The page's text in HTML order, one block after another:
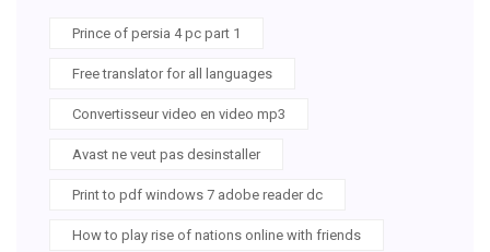
Prince of persia 4 pc part 1
Free translator for all languages
Convertisseur video en video mp3
Avast ne veut pas desinstaller
Print to pdf windows 7 adobe reader dc
How to play rise of nations online with friends